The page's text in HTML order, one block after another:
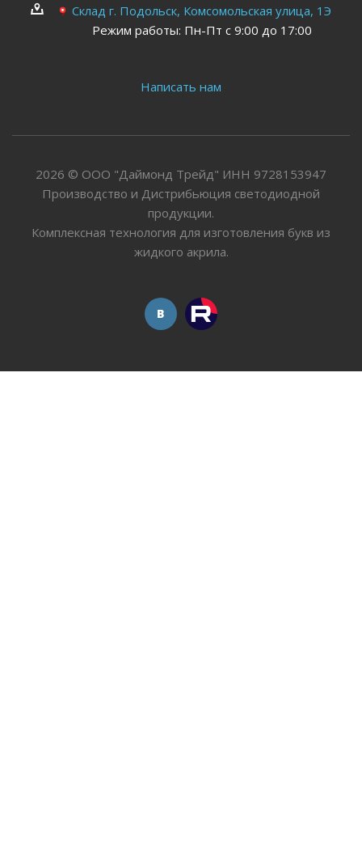
Склад г. Подольск, Комсомольская улица, 1Э
Режим работы: Пн-Пт с 9:00 до 17:00
Написать нам
2026 © ООО "Даймонд Трейд" ИНН 9728153947
Производство и Дистрибьюция светодиодной
продукции.
Комплексная технология для изготовления букв из
жидкого акрила.